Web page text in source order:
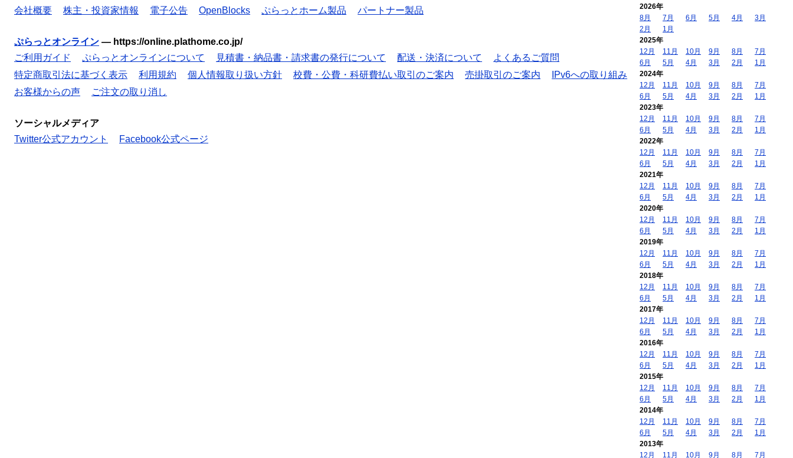
会社概要
株主・投資家情報 電子公告 OpenBlocks ぷらっとホーム製品 パートナー製品
ぷらっとオンライン — https://online.plathome.co.jp/
ご利用ガイド
ぷらっとオンラインについて 見積書・納品書・請求書の発行について 配送・決済について
よくあるご質問
特定商取引法に基づく表示
利用規約 個人情報取り扱い方針 校費・公費・科研費払い取引のご案内 売掛取引のご案内
IPv6への取り組み
お客様からの声
ご注文の取り消し
ソーシャルメディア
Twitter公式アカウント
Facebook公式ページ
2026年
8月
7月 6月 5月 4月
3月
2月
1月
2025年
12月
11月 10月 9月 8月
7月
6月
5月 4月 3月 2月
1月
2024年
12月
11月 10月 9月 8月
7月
6月
5月 4月 3月 2月
1月
2023年
12月
11月 10月 9月 8月
7月
6月
5月 4月 3月 2月
1月
2022年
12月
11月 10月 9月 8月
7月
6月
5月 4月 3月 2月
1月
2021年
12月
11月 10月 9月 8月
7月
6月
5月 4月 3月 2月
1月
2020年
12月
11月 10月 9月 8月
7月
6月
5月 4月 3月 2月
1月
2019年
12月
11月 10月 9月 8月
7月
6月
5月 4月 3月 2月
1月
2018年
12月
11月 10月 9月 8月
7月
6月
5月 4月 3月 2月
1月
2017年
12月
11月 10月 9月 8月
7月
6月
5月 4月 3月 2月
1月
2016年
12月
11月 10月 9月 8月
7月
6月
5月 4月 3月 2月
1月
2015年
12月
11月 10月 9月 8月
7月
6月
5月 4月 3月 2月
1月
2014年
12月
11月 10月 9月 8月
7月
6月
5月 4月 3月 2月
1月
2013年
12月
11月 10月 9月 8月 7月